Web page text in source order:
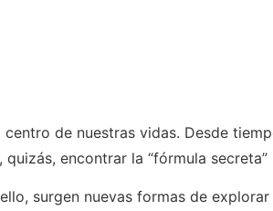
de nuestras vidas. Desde
encontrar la “fórmula
surgen nuevas formas de